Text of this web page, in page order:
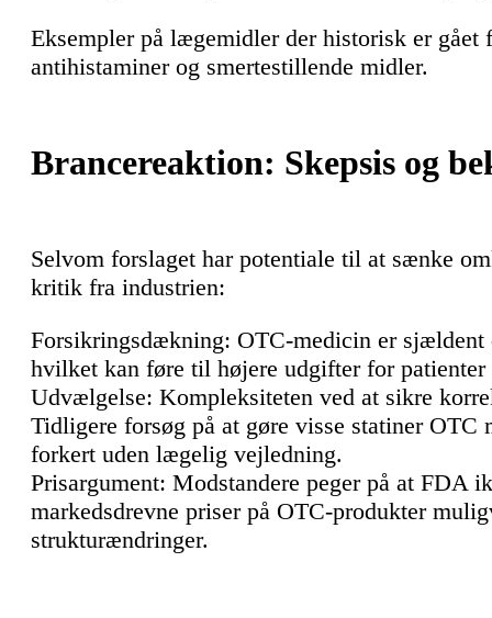
Eksempler på lægemidler der historisk er
antihistaminer og smertestillende midler.
Brancereaktion: Skepsis og
Selvom forslaget har potentiale til at sænke
kritik fra industrien:
Forsikringsdækning: OTC-medicin er sjældent
hvilket kan føre til højere udgifter for
Udvælgelse: Kompleksiteten ved at sikre
Tidligere forsøg på at gøre visse statiner
forkert uden lægelig vejledning.
Prisargument: Modstandere peger på at FDA
markedsdrevne priser på OTC-produkter
strukturændringer.